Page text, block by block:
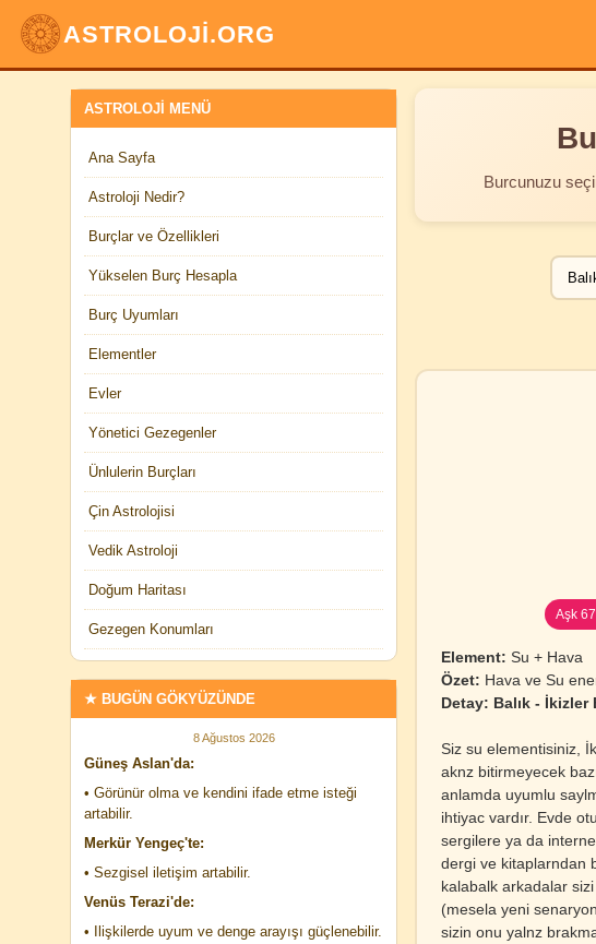
ASTROLOJİ.ORG
ASTROLOJI MENÜ
Ana Sayfa
Astroloji Nedir?
Burçlar ve Özellikleri
Yükselen Burç Hesapla
Burç Uyumları
Elementler
Evler
Yönetici Gezegenler
Ünlulerin Burçları
Çin Astrolojisi
Vedik Astroloji
Doğum Haritası
Gezegen Konumları
★ BUGÜN GÖKYÜZÜNDE
8 Ağustos 2026
Güneş Aslan'da:
• Görünür olma ve kendini ifade etme isteği
artabilir.
Merkür Yengeç'te:
• Sezgisel iletişim artabilir.
Venüs Terazi'de:
• Ilişkilerde uyum ve denge arayışı güçlenebilir.
Burcunuzu
Aşk
Element: Su + Hava
Özet: Hava ve Su
Detay: Balık -
Siz su elementisiniz,
aknz bitirmeyecek
anlamda uyumlu
ihtiyac vardır. Evde
sergilere ya da
dergi ve kitaplarndan
kalabalk arkadalar
(mesela yeni
sizin onu yalnz